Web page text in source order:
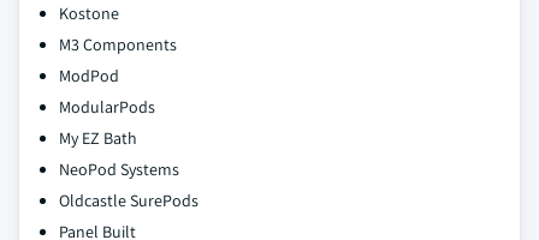
Kostone
M3 Components
ModPod
ModularPods
My EZ Bath
NeoPod Systems
Oldcastle SurePods
Panel Built